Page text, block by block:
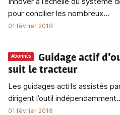
pour concilier les nombreux...
01 février 2018
Abonnés Guidage actif
suit le tracteur
Les guidages actifs assistés
dirigent l’outil
01 février 2018